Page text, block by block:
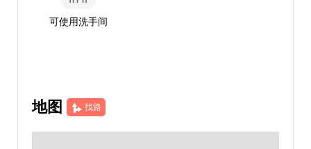
可使用洗手间
地图 找路